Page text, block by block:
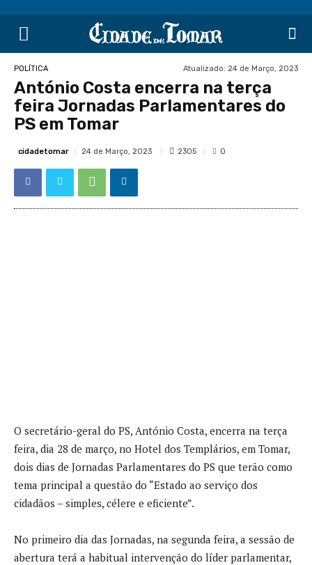
POLÍTICA Atualizado: 24 de Março, 2023
António Costa encerra na terça
feira Jornadas Parlamentares do
PS em Tomar
cidadetomar 24 de Março, 2023 2305 0
O secretário-geral do PS, António Costa, encerra na terça
feira, dia 28 de março, no Hotel dos Templários, em Tomar,
dois dias de Jornadas Parlamentares do PS que terão como
tema principal a questão do “Estado ao serviço dos
cidadãos – simples, célere e eficiente”.
No primeiro dia das Jornadas, na segunda feira, a sessão de
abertura terá a habitual intervenção do líder parlamentar,